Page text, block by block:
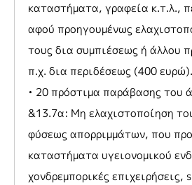
καταστήματα, γραφεία κ.τ.λ.,
αφού προηγουμένως
τους δια συμπιέσεως ή άλλου
π.χ. δια περιδέσεως (400 ευρώ).
• 20 πρόστιμα παράβασης του
&13.7α: Μη ελαχιστοποίηση
φύσεως απορριμμάτων, που
καταστήματα υγειονομικού
χονδρεμπορικές επιχειρήσεις,